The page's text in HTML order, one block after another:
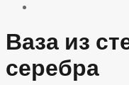
Ваза из
серебра